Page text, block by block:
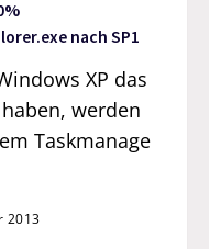
nach SP1
XP das
werden
Taskmanage
2013